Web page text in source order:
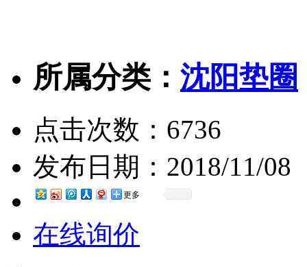
所属分类： 沈阳垫圈
点击次数： 6736
发布日期： 2018/11/08
更多
在线询价